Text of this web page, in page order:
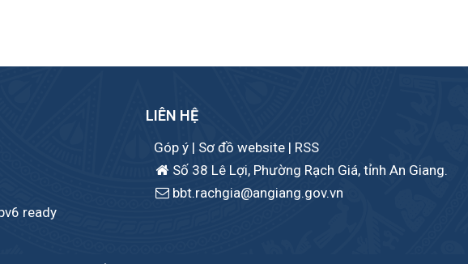
LIÊN HỆ
Góp ý | Sơ đồ website | RSS
Số 38 Lê Lợi, Phường Rạch Giá, tỉnh An Giang.
bbt.rachgia@angiang.gov.vn